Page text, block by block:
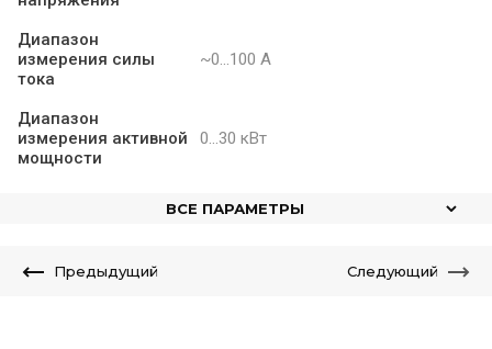
Диапазон
измерения силы
тока
~0...100 А
Диапазон
измерения активной
мощности
0...30 кВт
ВСЕ ПАРАМЕТРЫ
Предыдущий Следующий